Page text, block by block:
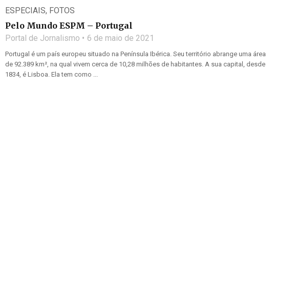
ESPECIAIS, FOTOS
Pelo Mundo ESPM – Portugal
Portal de Jornalismo 6 de maio de 2021
Portugal é um país europeu situado na Península Ibérica. Seu território abrange uma área
de 92.389 km², na qual vivem cerca de 10,28 milhões de habitantes. A sua capital, desde
1834, é Lisboa. Ela tem como ...